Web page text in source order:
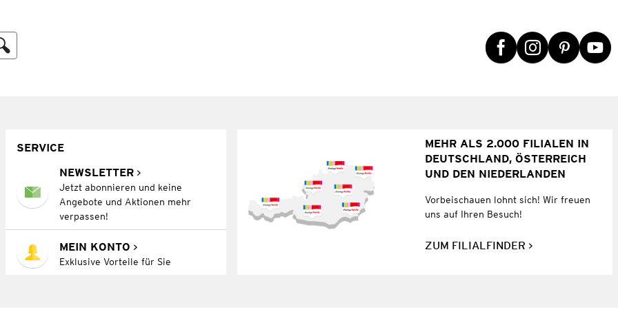
SERVICE
NEWSLETTER
Jetzt abonnieren und keine
Angebote und Aktionen mehr
verpassen!
MEIN KONTO
Exklusive Vorteile für Sie
MEHR ALS 2.000 FILIALEN IN
DEUTSCHLAND, ÖSTERREICH
UND DEN NIEDERLANDEN
Vorbeischauen lohnt sich! Wir freuen
uns auf Ihren Besuch!
ZUM FILIALFINDER